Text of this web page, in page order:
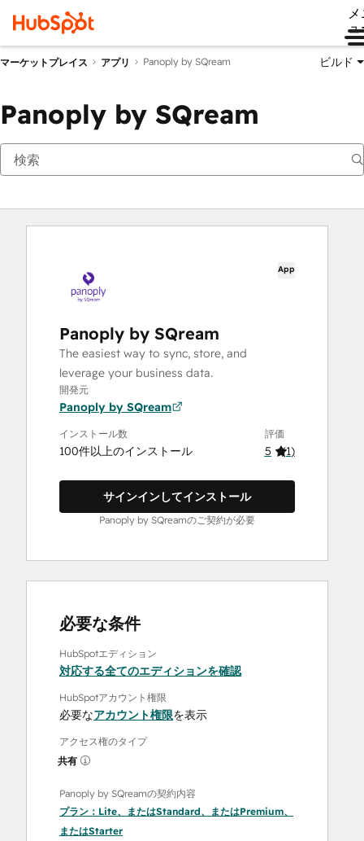
ュ
マーケットプレイス アプリ Panoply by SQream ビルド
Panoply by SQream
App
Panoply by SQream
The easiest way to sync, store, and
leverage your business data.
開発元
Panoply by SQream
インストール数
100件以上のインストール
評価
5 (1)
サインインしてインストール
Panoply by SQreamのご契約が必要
必要な条件
HubSpotエディション
対応する全てのエディションを確認
HubSpotアカウント権限
必要なアカウント権限を表示
アクセス権のタイプ
共有
Panoply by SQreamの契約内容
プラン： Lite、またはStandard、またはPremium、
またはStarter